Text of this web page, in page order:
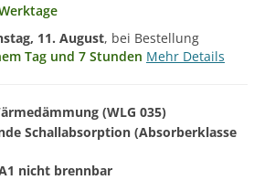
11. August, bei Bestellung
Tag und 7 Stunden Mehr Details
(WLG 035)
Schallabsorption (Absorberklasse
nicht brennbar